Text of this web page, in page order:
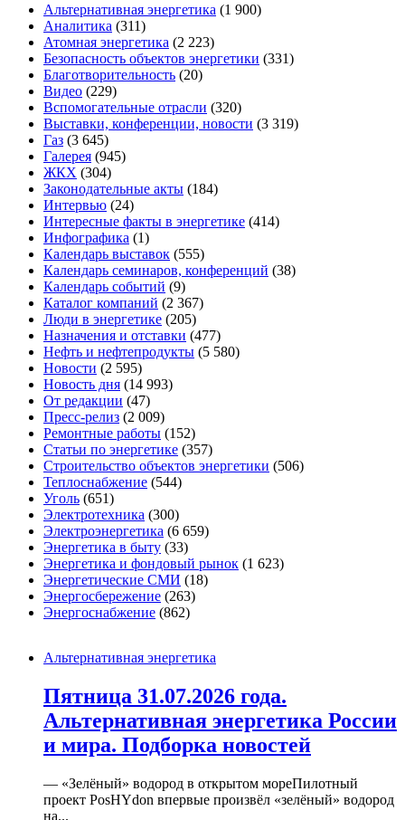
Альтернативная энергетика (1 900)
Аналитика (311)
Атомная энергетика (2 223)
Безопасность объектов энергетики (331)
Благотворительность (20)
Видео (229)
Вспомогательные отрасли (320)
Выставки, конференции, новости (3 319)
Газ (3 645)
Галерея (945)
ЖКХ (304)
Законодательные акты (184)
Интервью (24)
Интересные факты в энергетике (414)
Инфографика (1)
Календарь выставок (555)
Календарь семинаров, конференций (38)
Календарь событий (9)
Каталог компаний (2 367)
Люди в энергетике (205)
Назначения и отставки (477)
Нефть и нефтепродукты (5 580)
Новости (2 595)
Новость дня (14 993)
От редакции (47)
Пресс-релиз (2 009)
Ремонтные работы (152)
Статьи по энергетике (357)
Строительство объектов энергетики (506)
Теплоснабжение (544)
Уголь (651)
Электротехника (300)
Электроэнергетика (6 659)
Энергетика в быту (33)
Энергетика и фондовый рынок (1 623)
Энергетические СМИ (18)
Энергосбережение (263)
Энергоснабжение (862)
Альтернативная энергетика
Пятница 31.07.2026 года.
Альтернативная энергетика России
и мира. Подборка новостей
— «Зелёный» водород в открытом мореПилотный
проект PosHYdon впервые произвёл «зелёный» водород
на...